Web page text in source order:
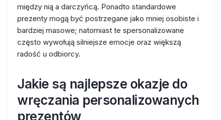
między nią a darczyńcą. Ponadto standardowe
prezenty mogą być postrzegane jako mniej osobiste i
bardziej masowe; natomiast te spersonalizowane
często wywołują silniejsze emocje oraz większą
radość u odbiorcy.
Jakie są najlepsze okazje do
wręczania personalizowanych
prezentów